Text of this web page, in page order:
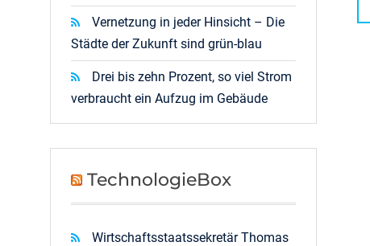
Vernetzung in jeder Hinsicht – Die
Städte der Zukunft sind grün-blau
Drei bis zehn Prozent, so viel Strom
verbraucht ein Aufzug im Gebäude
TechnologieBox
Wirtschaftsstaatssekretär Thomas